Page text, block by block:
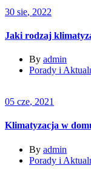
30 sie, 2022
Jaki rodzaj
By admin
Porady i
05 cze, 2021
Klimatyzacja w
By admin
Porady i